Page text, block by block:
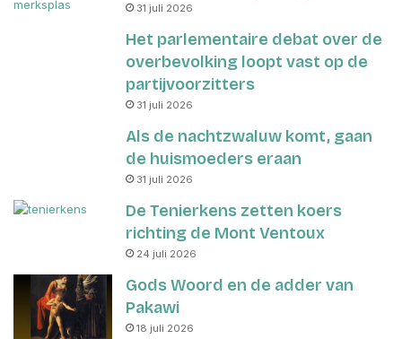
31 juli 2026
Het parlementaire debat over de
overbevolking loopt vast op de
partijvoorzitters
31 juli 2026
Als de nachtzwaluw komt, gaan
de huismoeders eraan
31 juli 2026
De Tenierkens zetten koers
richting de Mont Ventoux
24 juli 2026
Gods Woord en de adder van
Pakawi
18 juli 2026